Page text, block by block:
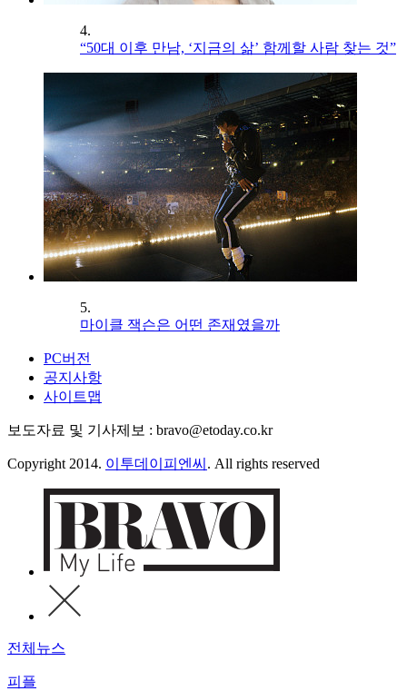
4.
“50대 이후 만남, ‘지금의 삶’ 함께할 사람 찾는 것”
5.
마이클 잭슨은 어떤 존재였을까
PC버전
공지사항
사이트맵
보도자료 및 기사제보 : bravo@etoday.co.kr
Copyright 2014. 이투데이피엔씨 . All rights reserved
전체뉴스
피플